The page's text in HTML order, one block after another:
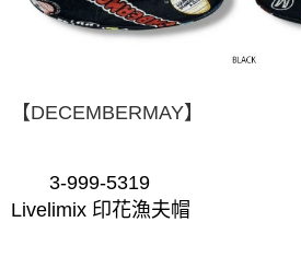
【DECEMBERMAY】
3-999-5319
Livelimix 印花漁夫帽